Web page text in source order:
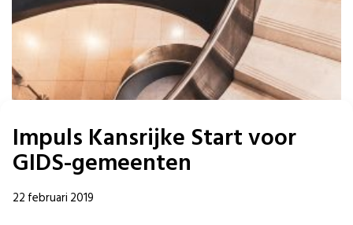
Impuls Kansrijke Start voor
GIDS-gemeenten
22 februari 2019